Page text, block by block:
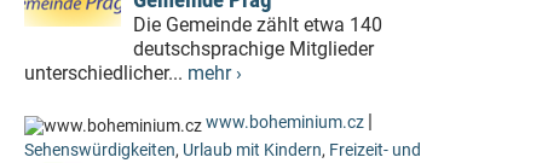
Die Gemeinde zählt etwa 140
deutschsprachige Mitglieder
unterschiedlicher... mehr ›
www.boheminium.cz |
Sehenswürdigkeiten, Urlaub mit Kindern, Freizeit- und